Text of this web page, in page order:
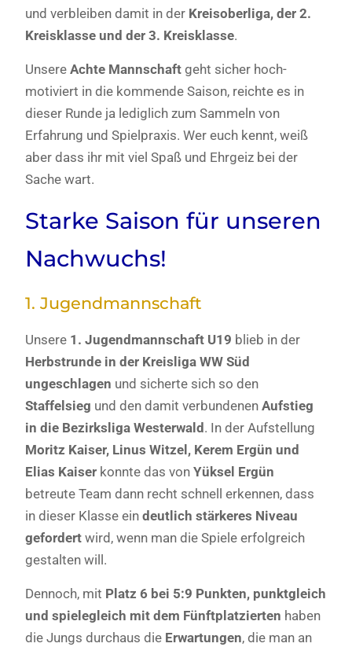
und verbleiben damit in der Kreisoberliga, der 2.
Kreisklasse und der 3. Kreisklasse.
Unsere Achte Mannschaftgeht sicher hoch-
motiviert in die kommende Saison, reichte es in
dieser Runde ja lediglich zum Sammeln von
Erfahrung und Spielpraxis. Wer euch kennt, weiß
aber dass ihr mit viel Spaß und Ehrgeiz bei der
Sache wart.
Starke Saison für unseren
Nachwuchs!
1. Jugendmannschaft
Unsere 1. Jugendmannschaft U19 blieb in der
Herbstrunde in der Kreisliga WW Süd
ungeschlagen und sicherte sich so den
Staffelsieg und den damit verbundenen Aufstieg
in die Bezirksliga Westerwald . In der Aufstellung
Moritz Kaiser, Linus Witzel, Kerem Ergün und
Elias Kaiserkonnte das von Yüksel Ergün
betreute Team dann recht schnell erkennen, dass
in dieser Klasse ein deutlich stärkeres Niveau
gefordertwird, wenn man die Spiele erfolgreich
gestalten will.
Dennoch, mit Platz 6 bei 5:9 Punkten, punktgleich
und spielegleich mit dem Fünftplatzierten haben
die Jungs durchaus die Erwartungen, die man an